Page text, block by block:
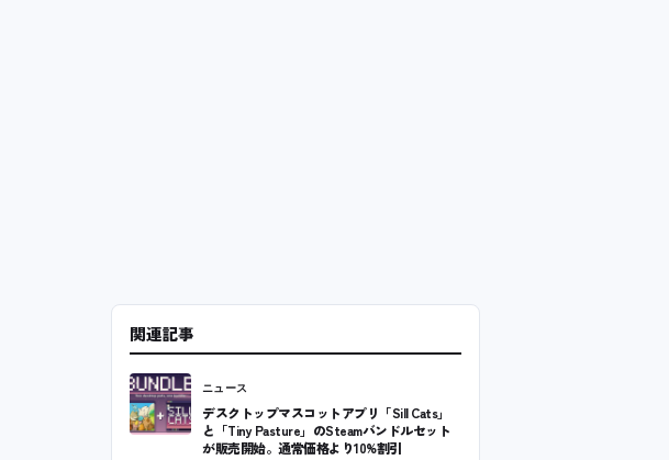
関連記事
ニュース
デスクトップマスコットアプリ「Sill Cats」
と「Tiny Pasture」のSteamバンドルセット
が販売開始。通常価格より10%割引